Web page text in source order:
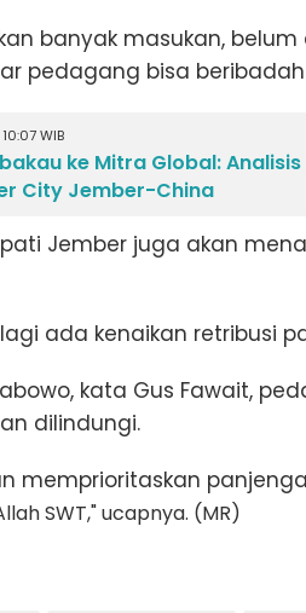
banyak masukan,
pedagang bisa
WIB
ke Mitra Global:
City Jember-China
Jember juga akan
ada kenaikan retribusi
kata Gus Fawait,
dilindungi.
memprioritaskan
SWT," ucapnya. (MR)